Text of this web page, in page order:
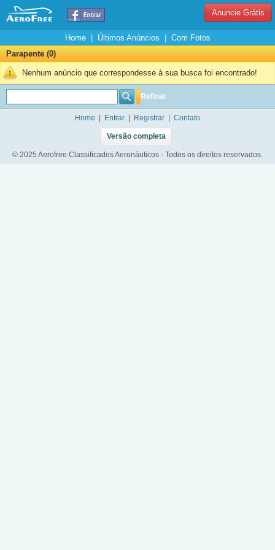
Anuncie Grátis
Home| Últimos Anúncios
Com Fotos
Parapente (0)
Nenhum anúncio que correspondesse à sua busca foi encontrado!
Refinar
Home Entrar Registrar Contato
Versão completa
© 2025 Aerofree Classificados Aeronáuticos - Todos os direitos reservados.